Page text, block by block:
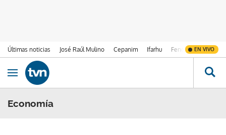
Últimas noticias José Raúl Mulino Cepanim Ifarhu Fenómeno de El
EN VIVO
Ir al contenido
Obrir navegació
Economía